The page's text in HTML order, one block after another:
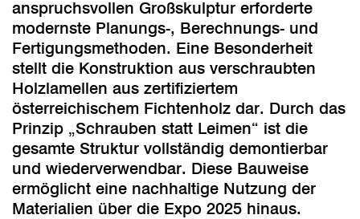
anspruchsvollen Großskulptur erforderte
modernste Planungs-, Berechnungs- und
Fertigungsmethoden. Eine Besonderheit
stellt die Konstruktion aus verschraubten
Holzlamellen aus zertifiziertem
österreichischem Fichtenholz dar. Durch das
Prinzip „Schrauben statt Leimen“ ist die
gesamte Struktur vollständig demontierbar
und wiederverwendbar. Diese Bauweise
ermöglicht eine nachhaltige Nutzung der
Materialien über die Expo 2025 hinaus.